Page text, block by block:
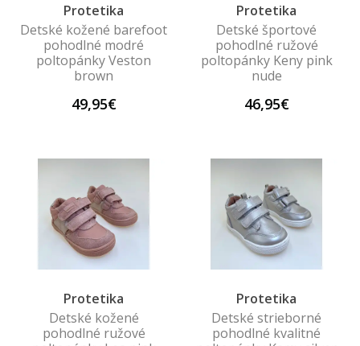
Protetika
Detské kožené barefoot
pohodlné modré
poltopánky Veston
brown
49,95€
Protetika
Detské športové
pohodlné ružové
poltopánky Keny pink
nude
46,95€
Protetika
Detské kožené
pohodlné ružové
Protetika
Detské strieborné
pohodlné kvalitné